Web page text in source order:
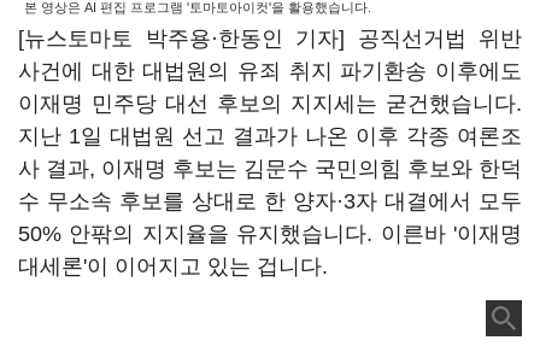
본 영상은 AI 편집 프로그램 '토마토아이컷'을 활용했습니다.
[뉴스토마토 박주용·한동인 기자] 공직선거법 위반
사건에 대한 대법원의 유죄 취지 파기환송 이후에도
이재명 민주당 대선 후보의 지지세는 굳건했습니다.
지난 1일 대법원 선고 결과가 나온 이후 각종 여론조
사 결과, 이재명 후보는 김문수 국민의힘 후보와 한덕
수 무소속 후보를 상대로 한 양자·3자 대결에서 모두
50% 안팎의 지지율을 유지했습니다. 이른바 '이재명
대세론'이 이어지고 있는 겁니다.